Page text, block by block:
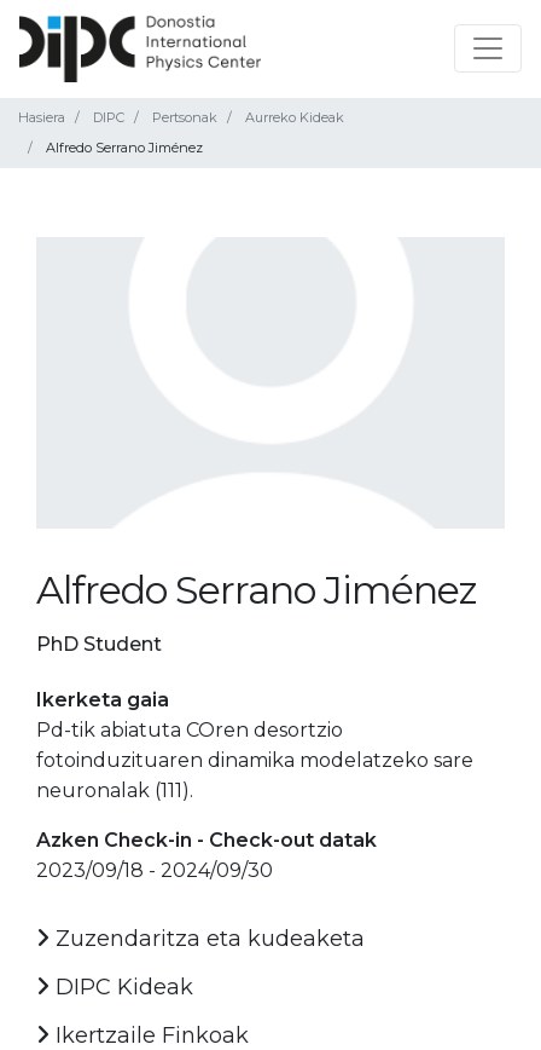
Hasiera DIPC Pertsonak
Aurreko Kideak
Alfredo Serrano Jiménez
Alfredo Serrano Jiménez
PhD Student
Ikerketa gaia
Pd-tik abiatuta COren desortzio
fotoinduzituaren dinamika modelatzeko sare
neuronalak (111).
Azken Check-in - Check-out datak
2023/09/18 - 2024/09/30
Zuzendaritza eta kudeaketa
DIPC Kideak
Ikertzaile Finkoak